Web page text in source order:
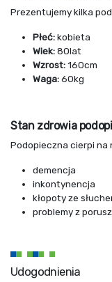
Prezentujemy kilka
Płeć:kobieta
Wiek:80lat
Wzrost:160cm
Waga:60kg
Stan zdrowia
Podopieczna cierpi na
demencja
inkontynencja
kłopoty ze
problemy z
Udogodnienia